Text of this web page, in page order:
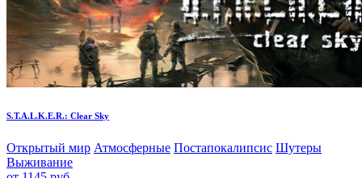
S.T.A.L.K.E.R.: Clear Sky
Открытый мир Атмосферные Постапокалипсис Шутеры
Выживание